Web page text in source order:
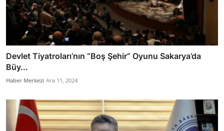
Devlet Tiyatroları’nın “Boş Şehir” Oyunu Sakarya’da
Büy...
Haber Merkezi Ara 11, 2024